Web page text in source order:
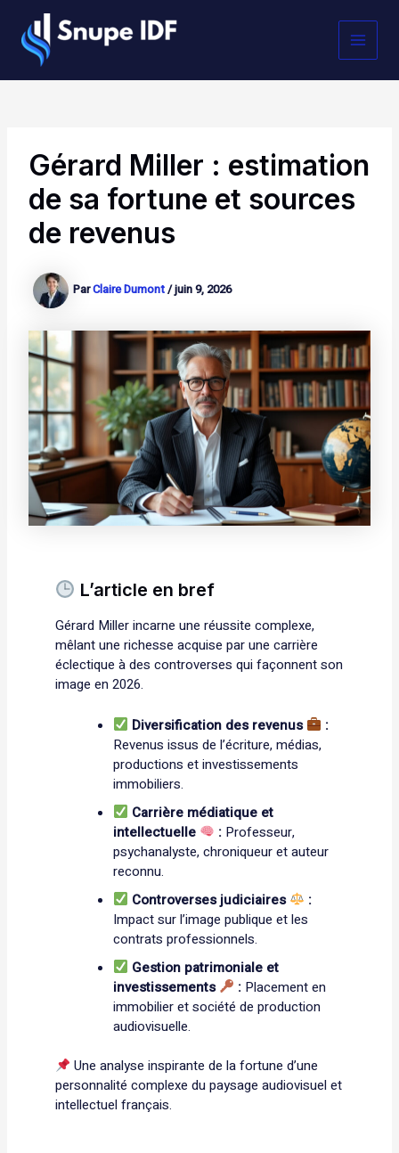
contenu
Gérard Miller : estimation
de sa fortune et sources
de revenus
ParClaire Dumont/juin 9, 2026
L’article en bref
Gérard Miller incarne une réussite complexe,
mêlant une richesse acquise par une carrière
éclectique à des controverses qui façonnent son
image en 2026.
Diversification des revenus
:
Revenus issus de l’écriture, médias,
productions et investissements
immobiliers.
Carrière médiatique et
intellectuelle
: Professeur,
psychanalyste, chroniqueur et auteur
reconnu.
Controverses judiciaires
:
Impact sur l’image publique et les
contrats professionnels.
Gestion patrimoniale et
investissements
: Placement en
immobilier et société de production
audiovisuelle.
Une analyse inspirante de la fortune d’une
personnalité complexe du paysage audiovisuel et
intellectuel français.